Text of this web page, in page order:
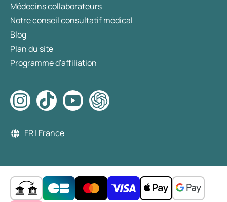
Médecins collaborateurs
Notre conseil consultatif médical
Blog
Plan du site
Programme d'affiliation
FR | France